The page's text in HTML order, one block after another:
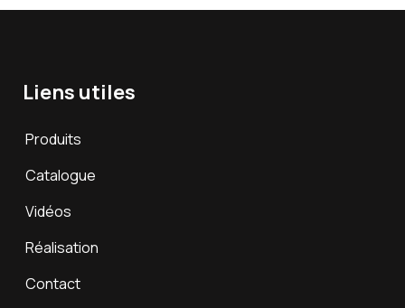
Liens utiles
Produits
Catalogue
Vidéos
Réalisation
Contact